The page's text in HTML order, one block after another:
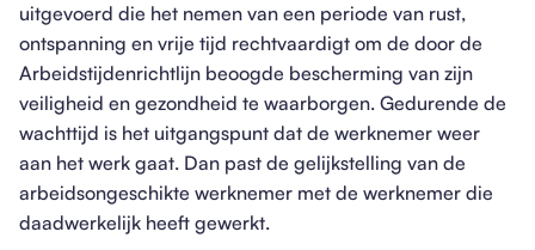
uitgevoerd die het nemen van een periode van rust,
ontspanning en vrije tijd rechtvaardigt om de door de
Arbeidstijdenrichtlijn beoogde bescherming van zijn
veiligheid en gezondheid te waarborgen. Gedurende de
wachttijd is het uitgangspunt dat de werknemer weer
aan het werk gaat. Dan past de gelijkstelling van de
arbeidsongeschikte werknemer met de werknemer die
daadwerkelijk heeft gewerkt.